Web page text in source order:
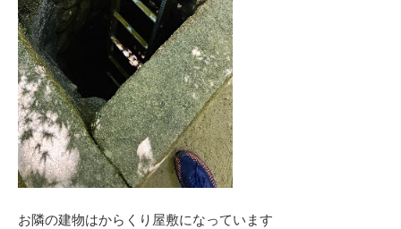
お隣の建物はからくり屋敷になっています